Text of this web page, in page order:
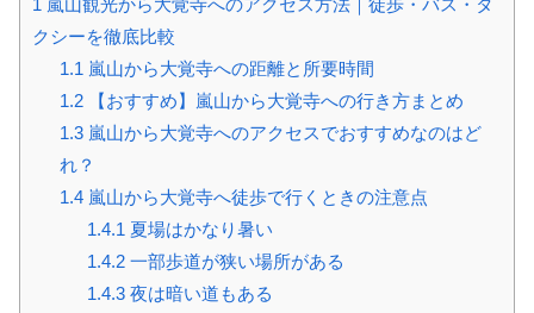
クシーを徹底比較
1.1 嵐山から大覚寺への距離と所要時間
1.2【おすすめ】嵐山から大覚寺への行き方まとめ
1.3嵐山から大覚寺へのアクセスでおすすめなのはど
れ？
1.4嵐山から大覚寺へ徒歩で行くときの注意点
1.4.1 夏場はかなり暑い
1.4.2一部歩道が狭い場所がある
1.4.3夜は暗い道もある